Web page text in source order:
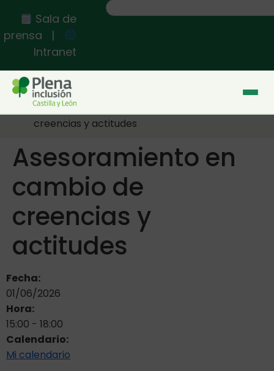
Sala de
prensa |
Intranet
Inicio >> Eventos
creencias y actitudes
Asesoramiento en
cambio de
creencias y
actitudes
Fecha:
01/06/2026
Hora:
15:00 - 18:00
Calendario:
Mi calendario